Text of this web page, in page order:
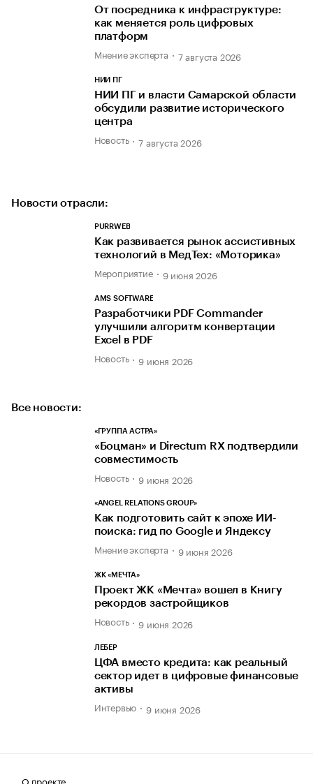
От посредника к инфраструктуре:
как меняется роль цифровых
платформ
Мнение эксперта 7 августа 2026
НИИ ПГ
НИИ ПГ и власти Самарской области
обсудили развитие исторического
центра
Новость 7 августа 2026
Новости отрасли:
PURRWEB
Как развивается рынок ассистивных
технологий в МедТех: «Моторика»
Мероприятие 9 июня 2026
AMS SOFTWARE
Разработчики PDF Commander
улучшили алгоритм конвертации
Excel в PDF
Новость 9 июня 2026
Все новости:
«ГРУППА АСТРА»
«Боцман» и Directum RX подтвердили
совместимость
Новость 9 июня 2026
«ANGEL RELATIONS GROUP»
Как подготовить сайт к эпохе ИИ-
поиска: гид по Google и Яндексу
Мнение эксперта 9 июня 2026
ЖК «МЕЧТА»
Проект ЖК «Мечта» вошел в Книгу
рекордов застройщиков
Новость 9 июня 2026
ЛЕБЕР
ЦФА вместо кредита: как реальный
сектор идет в цифровые финансовые
активы
Интервью 9 июня 2026
О проекте